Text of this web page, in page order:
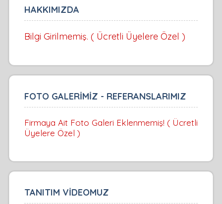
HAKKIMIZDA
Bilgi Girilmemiş. ( Ücretli Üyelere Özel )
FOTO GALERİMİZ - REFERANSLARIMIZ
Firmaya Ait Foto Galeri Eklenmemiş! ( Ücretli
Üyelere Özel )
TANITIM VİDEOMUZ